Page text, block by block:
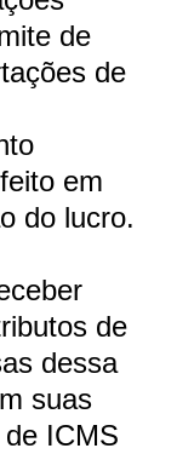
de
de
em
do lucro.
de
dessa
suas
ICMS